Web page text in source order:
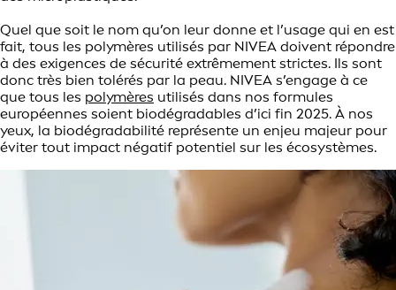
Quel que soit le nom qu’on leur donne et l’usage qui en est
fait, tous les polymères utilisés par NIVEA doivent répondre
à des exigences de sécurité extrêmement strictes. Ils sont
donc très bien tolérés par la peau. NIVEA s’engage à ce
que tous les polymères utilisés dans nos formules
européennes soient biodégradables d’ici fin 2025. À nos
yeux, la biodégradabilité représente un enjeu majeur pour
éviter tout impact négatif potentiel sur les écosystèmes.